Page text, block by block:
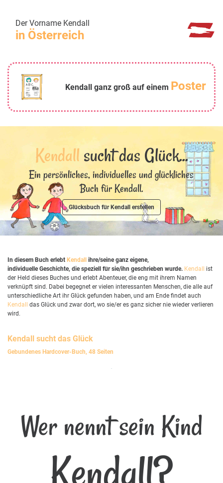
Der Vorname Kendall
in Österreich
Kendall ganz groß auf einem Poster
Kendall sucht das Glück...
Ein persönliches, individuelles und glückliches
Buch für Kendall.
Glücksbuch für Kendall erstellen
In diesem Buch erlebt Kendall ihre/seine ganz eigene,
individuelle Geschichte, die speziell für sie/ihn geschrieben wurde. Kendall ist
der Held dieses Buches und erlebt Abenteuer, die eng mit ihrem Namen
verknüpft sind. Dabei begegnet er vielen interessanten Menschen, die alle auf
unterschiedliche Art ihr Glück gefunden haben, und am Ende findet auch
Kendall das Glück und zwar dort, wo sie/er es ganz sicher nie wieder verlieren
wird.
Kendall sucht das Glück
Gebundenes Hardcover-Buch, 48 Seiten
Wer nennt sein Kind